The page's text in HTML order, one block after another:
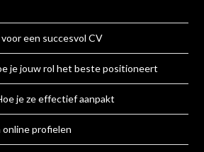
een succesvol CV
je jouw rol het beste positioneert
je ze effectief aanpakt
profielen